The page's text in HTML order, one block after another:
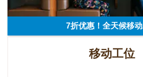
7折优惠！全天候移
移动工位